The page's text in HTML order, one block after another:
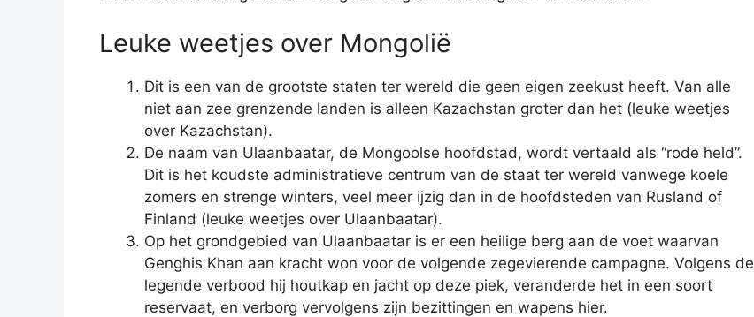
Leuke weetjes over Mongolië
Dit is een van de grootste staten ter wereld die geen eigen zeekust heeft. Van alle
niet aan zee grenzende landen is alleen Kazachstan groter dan het (leuke weetjes
over Kazachstan).
De naam van Ulaanbaatar, de Mongoolse hoofdstad, wordt vertaald als “rode held”.
Dit is het koudste administratieve centrum van de staat ter wereld vanwege koele
zomers en strenge winters, veel meer ijzig dan in de hoofdsteden van Rusland of
Finland (leuke weetjes over Ulaanbaatar).
Op het grondgebied van Ulaanbaatar is er een heilige berg aan de voet waarvan
Genghis Khan aan kracht won voor de volgende zegevierende campagne. Volgens de
legende verbood hij houtkap en jacht op deze piek, veranderde het in een soort
reservaat, en verborg vervolgens zijn bezittingen en wapens hier.